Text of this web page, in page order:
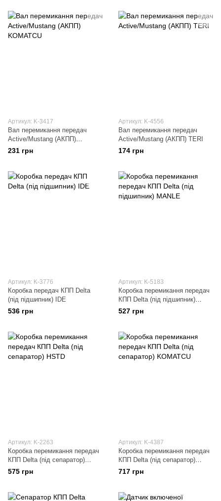
Артикул: K-3417
Вал перемикання передач
Active/Mustang (АКПП)
KOMATCU
231 грн
Артикул: K-4556
Вал перемикання передач
Active/Mustang (АКПП) TERI
174 грн
Артикул: K-3776
Коробка передач КПП Delta
(під підшипник) IDE
536 грн
Артикул: K-5183
Коробка перемикання передач
КПП Delta (під підшипник)
MANLE
527 грн
Артикул: K-2263
Коробка перемикання передач
КПП Delta (під сепаратор)
HSTD
575 грн
Артикул: K-4387
Коробка перемикання передач
КПП Delta (під сепаратор)
KOMATCU
717 грн